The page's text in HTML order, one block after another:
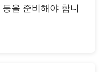
을 준비해야 합니